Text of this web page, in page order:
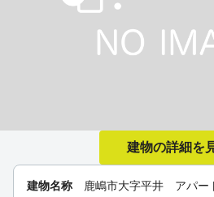
建物名称 鹿嶋市大字平井 アパー
建物の詳細を